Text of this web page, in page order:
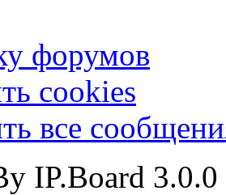
форумов
cookies
все
IP.Board